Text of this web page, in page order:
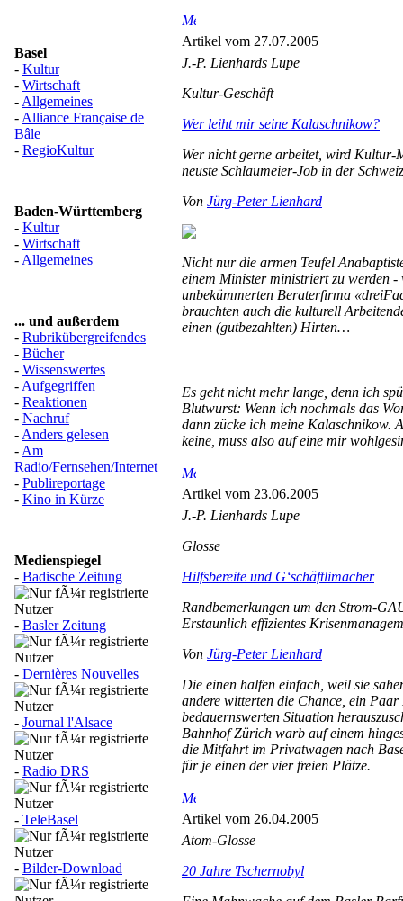
Basel
- Kultur
- Wirtschaft
- Allgemeines
- Alliance Française de
Bâle
- RegioKultur
Baden-Württemberg
- Kultur
- Wirtschaft
- Allgemeines
... und außerdem
- Rubrikübergreifendes
- Bücher
- Wissenswertes
- Aufgegriffen
- Reaktionen
- Nachruf
- Anders gelesen
- Am
Radio/Fernsehen/Internet
- Publireportage
- Kino in Kürze
Medienspiegel
- Badische Zeitung
- Basler Zeitung
- Dernières Nouvelles
- Journal l'Alsace
- Radio DRS
- TeleBasel
- Bilder-Download
Artikel vom 27.07.2005
J.-P. Lienhards Lupe
Kultur-Geschäft
Wer leiht mir seine Kalaschnikow?
Wer nicht gerne arbeitet, wird Kultur-
neuste Schlaumeier-Job in der
Von Jürg-Peter Lienhard
Nicht nur die armen Teufel
einem Minister ministriert zu werden -
unbekümmerten Beraterfirma
brauchten auch die kulturell
einen (gutbezahlten) Hirten…
Es geht nicht mehr lange, denn ich
Blutwurst: Wenn ich nochmals das
dann zücke ich meine Kalaschnikow.
keine, muss also auf eine mir
Artikel vom 23.06.2005
J.-P. Lienhards Lupe
Glosse
Hilfsbereite und G‘schäftlimacher
Randbemerkungen um den Strom-
Erstaunlich effizientes
Von Jürg-Peter Lienhard
Die einen halfen einfach, weil sie
andere witterten die Chance, ein
bedauernswerten Situation
Bahnhof Zürich warb auf einem
die Mitfahrt im Privatwagen nach
für je einen der vier freien Plätze.
Artikel vom 26.04.2005
Atom-Glosse
20 Jahre Tschernobyl